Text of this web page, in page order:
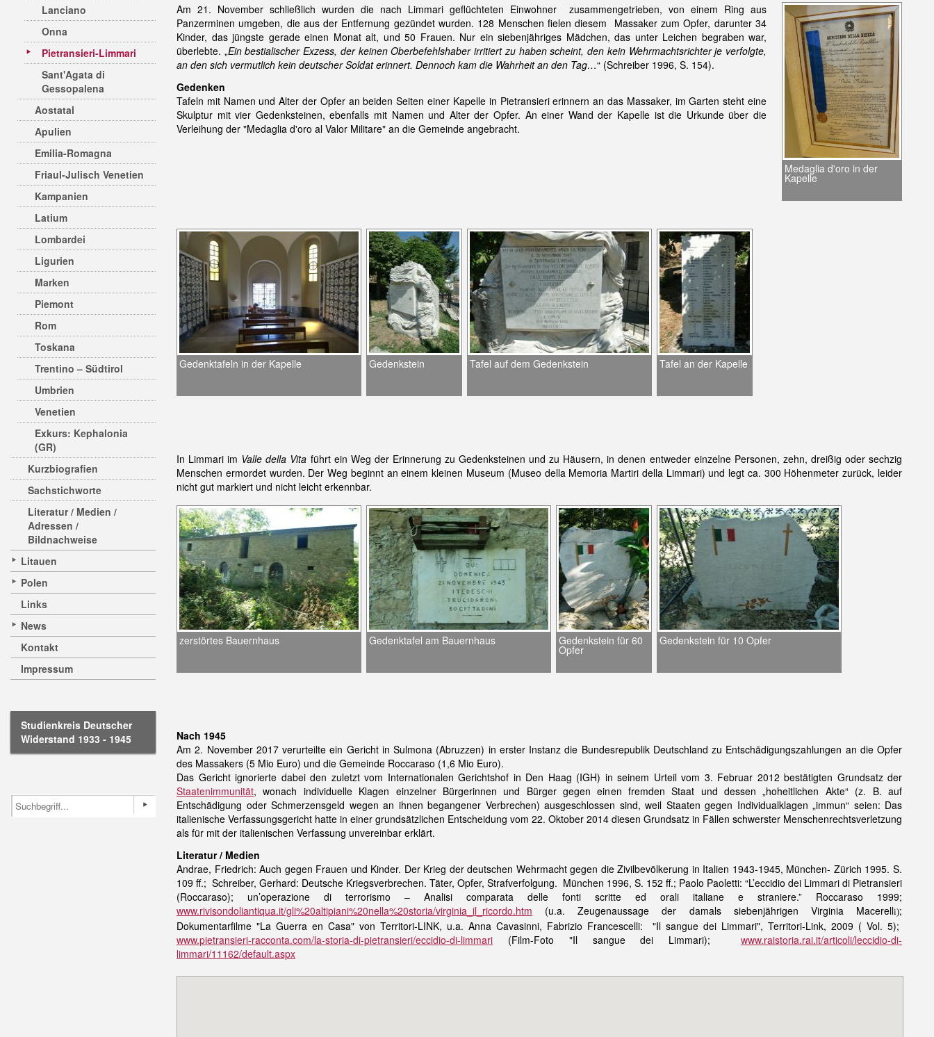
Lanciano
Onna
Pietransieri-Limmari
Sant'Agata di
Gessopalena
Aostatal
Apulien
Emilia-Romagna
Friaul-Julisch Venetien
Kampanien
Latium
Lombardei
Ligurien
Marken
Piemont
Rom
Toskana
Trentino – Südtirol
Umbrien
Venetien
Exkurs: Kephalonia
(GR)
Kurzbiografien
Sachstichworte
Literatur / Medien /
Adressen /
Bildnachweise
Litauen
Polen
Links
News
Kontakt
Impressum
Studienkreis Deutscher
Widerstand 1933 - 1945
Medaglia d'oro in der
Kapelle
Am 21. November schließlich wurden die nach Limmari geflüchteten Einwohner zusammengetrieben, von einem Ring aus
Panzerminen umgeben, die aus der Entfernung gezündetwurden. 128 Menschen fielen diesem Massaker zum Opfer, darunter 34
Kinder, das jüngste gerade einen Monat alt, und 50 Frauen. Nur ein siebenjähriges Mädchen, das unter Leichen begraben war,
überlebte. „Ein bestialischer Exzess, der keinenOberbefehlshaber irritiert zu haben scheint, den kein Wehrmachtsrichter je verfolgte,
an den sich vermutlich kein deutscher Soldat erinnert. Dennoch kam die Wahrheit an den Tag…“ (Schreiber 1996, S. 154).
Gedenken
Tafeln mit Namen und Alter der Opfer an beiden Seiten einer Kapelle in Pietransieri erinnern an das Massaker, im Garten steht eine
Skulptur mit vier Gedenksteinen, ebenfalls mit Namen und Alter der Opfer. An einer Wand der Kapelle ist die Urkunde über die
Verleihung der "Medaglia d'oro al Valor Militare" an die Gemeinde angebracht.
Gedenktafeln in der Kapelle Gedenkstein Tafel auf dem Gedenkstein Tafel an der Kapelle
In Limmari im Valle della Vita führt ein Weg der Erinnerung zu Gedenksteinen und zu Häusern, in denen entweder einzelne Personen, zehn, dreißig oder sechzig
Menschen ermordet wurden. Der Weg beginnt an einem kleinen Museum (Museo della Memoria Martiri della Limmari) und legt ca. 300 Höhenmeter zurück, leider
nicht gut markiert und nicht leicht erkennbar.
zerstörtes Bauernhaus Gedenktafel am Bauernhaus Gedenkstein für 60
Opfer
Gedenkstein für 10 Opfer
Nach 1945
Am 2. November 2017 verurteilte ein Gericht in Sulmona (Abruzzen) in erster Instanz die Bundesrepublik Deutschland zu Entschädigungszahlungen an die Opfer
des Massakers (5 Mio Euro) und die Gemeinde Roccaraso (1,6 Mio Euro).
Das Gericht ignorierte dabei den zuletzt vom Internationalen Gerichtshof in Den Haag (IGH) in seinem Urteil vom 3. Februar 2012 bestätigten Grundsatz der
Staatenimmunität, wonach individuelle Klagen einzelner Bürgerinnen und Bürger gegen einen fremden Staat und dessen „hoheitlichen Akte“ (z. B. auf
Entschädigung oder Schmerzensgeld wegen an ihnen begangener Verbrechen) ausgeschlossen sind, weil Staaten gegen Individualklagen „immun“ seien: Das
italienische Verfassungsgericht hatte in einer grundsätzlichen Entscheidung vom 22. Oktober 2014 diesen Grundsatz in Fällen schwerster Menschenrechtsverletzung
als für mit der italienischen Verfassung unvereinbar erklärt.
Literatur / Medien
Andrae, Friedrich: Auch gegen Frauen und Kinder. Der Krieg der deutschen Wehrmacht gegen die Zivilbevölkerung in Italien 1943-1945, München- Zürich 1995. S.
109 ff.; Schreiber, Gerhard: Deutsche Kriegsverbrechen. Täter, Opfer, Strafverfolgung. München 1996, S. 152 ff.; Paolo Paoletti: “L’eccidio dei Limmari di Pietransieri
(Roccaraso); un’operazione di terrorismo – Analisi comparata delle fonti scritte ed orali italiane e straniere.” Roccaraso 1999;
www.rivisondoliantiqua.it/gli%20altipiani%20nella%20storia/virginia_il_ricordo.htm (u.a. Zeugenaussage der damals siebenjährigen Virginia Macerelli);
Dokumentarfilme "La Guerra en Casa" von Territori-LINK, u.a. Anna Cavasinni, Fabrizio Francescelli: "Il sangue dei Limmari", Territori-Link, 2009 ( Vol. 5);
www.pietransieri-racconta.com/la-storia-di-pietransieri/eccidio-di-limmari (Film-Foto "Il sangue dei Limmari); www.raistoria.rai.it/articoli/leccidio-di-
limmari/11162/default.aspx